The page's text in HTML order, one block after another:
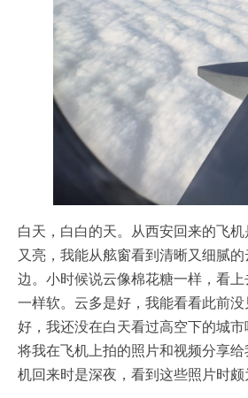
白天，白白的天。从西安回来的飞
又亮，我能从舷窗看到清晰又细腻
边。小时候说云像棉花糖一样，看
一样软。云多是好，我能看看此前
好，我还没在白天看过高空下的城
将我在飞机上拍的照片和视频分享
机回来时是深夜，看到这些照片时颇